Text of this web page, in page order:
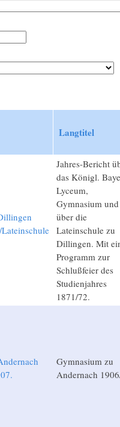
Langtitel
Jahres-Bericht
das Königl.
Lyceum,
Gymnasium und
über die
Lateinschule zu
Dillingen. Mit
Programm zur
Schlußfeier des
Studienjahres
1871/72.
Gymnasium zu
Andernach